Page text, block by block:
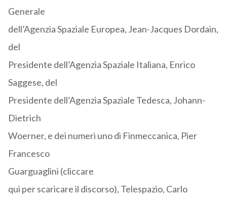
Generale
dell’Agenzia Spaziale Europea, Jean-Jacques Dordain,
del
Presidente dell’Agenzia Spaziale Italiana, Enrico
Saggese, del
Presidente dell’Agenzia Spaziale Tedesca, Johann-
Dietrich
Woerner, e dei numeri uno di Finmeccanica, Pier
Francesco
Guarguaglini (cliccare
qui per scaricare il discorso), Telespazio, Carlo